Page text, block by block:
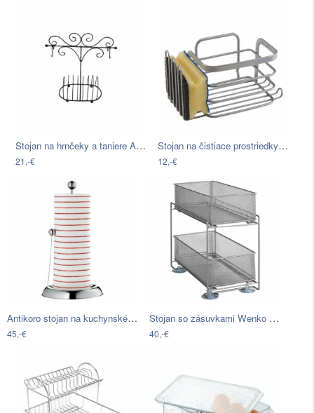
Stojan na hrnčeky a taniere Antic Line…
21,-€
Stojan na čistiace prostriedky Metaltex
12,-€
Antikoro stojan na kuchynské utierky…
45,-€
Stojan so zásuvkami Wenko Metal Holder
40,-€